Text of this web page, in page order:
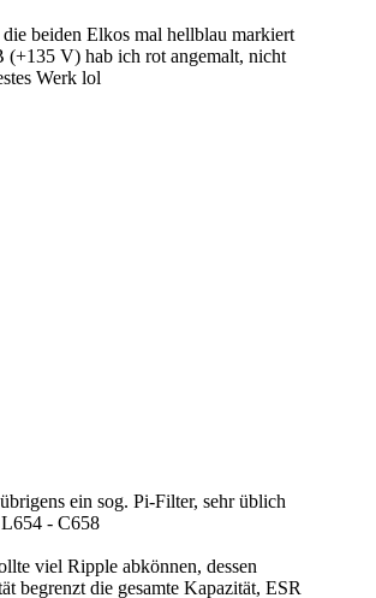
beiden Elkos mal hellblau markiert
(+135 V) hab ich rot angemalt, nicht
Werk lol
ein sog. Pi-Filter, sehr üblich
- C658
viel Ripple abkönnen, dessen
begrenzt die gesamte Kapazität, ESR